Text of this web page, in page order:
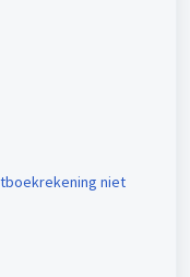
niet